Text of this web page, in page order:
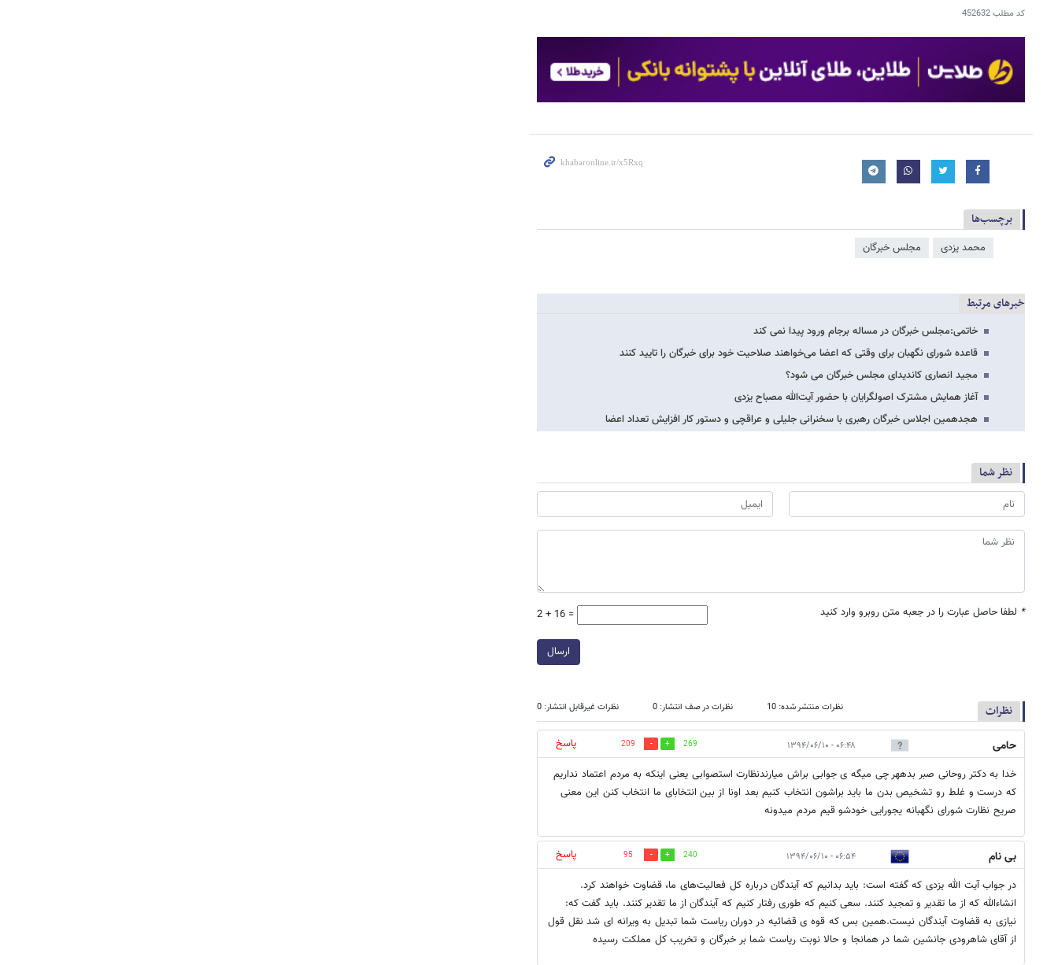
کد مطلب452632
برچسب‌ها
محمد یزدی مجلس خبرگان
خبرهای مرتبط
خاتمی:مجلس خبرگان در مساله برجام ورود پیدا نمی کند
قاعده شورای نگهبان برای وقتی که اعضا می‌خواهند صلاحیت خود برای خبرگان را تایید کنند
مجید انصاری کاندیدای مجلس خبرگان می شود؟
آغاز همایش مشترک اصولگرایان با حضور آیت‌الله مصباح یزدی
هجدهمین اجلاس خبرگان رهبری با سخنرانی جلیلی و عراقچی و دستور کار افزایش تعداد اعضا
نظر شما
* لطفا حاصل عبارت را در جعبه متن روبرو وارد کنید 2 + 16 =
ارسال
نظرات نظرات منتشر شده: 10 نظرات در صف انتشار: 0 نظرات غیرقابل انتشار: 0
حامی ۰۶:۴۸ - ۱۳۹۴/۰۶/۱۰ 269
209
پاسخ
خدا به دکتر روحانی صبر بدههر چی میگه ی جوابی براش میارندنظارت استصوابی یعنی اینکه به مردم اعتماد نداریم
که درست و غلط رو تشخیص بدن ما باید براشون انتخاب کنیم بعد اونا از بین انتخابای ما انتخاب کنن این معنی
صریح نظارت شورای نگهبانه یجورایی خودشو قیم مردم میدونه
بی نام ۰۶:۵۴ - ۱۳۹۴/۰۶/۱۰ 240
95
پاسخ
در جواب آیت الله یزدی که گفته است: باید بدانیم که آیندگان درباره کل فعالیت‌های ما، قضاوت خواهند کرد.
انشاءالله که از ما تقدیر و تمجید کنند. سعی کنیم که طوری رفتار کنيم که آیندگان از ما تقدیر کنند. باید گفت که:
نیازی به قضاوت آیندگان نیست.همین بس که قوه ی قضائیه در دوران ریاست شما تبدیل به ویرانه ای شد نقل قول
از آقای شاهرودی جانشین شما در همانجا و حالا نوبت ریاست شما بر خبرگان و تخریب کل مملکت رسیده